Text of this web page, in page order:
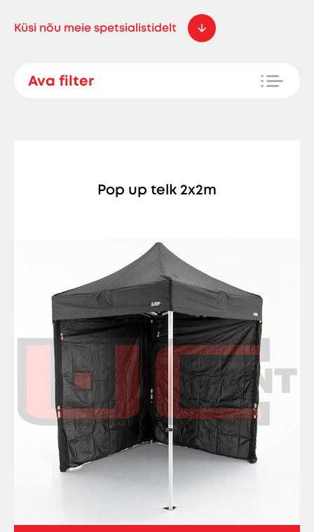
Küsi nõu meie spetsialistidelt
Ava filter
Pop up telk 2x2m